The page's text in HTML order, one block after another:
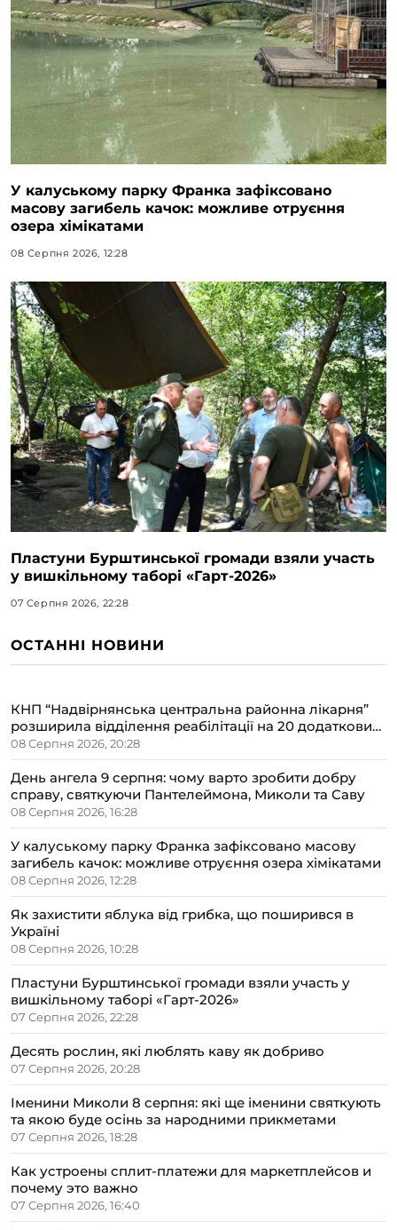
У калуському парку Франка зафіксовано
масову загибель качок: можливе отруєння
озера хімікатами
08 Серпня 2026, 12:28
Пластуни Бурштинської громади взяли участь
у вишкільному таборі «Гарт-2026»
07 Серпня 2026, 22:28
ОСТАННІ НОВИНИ
КНП “Надвірнянська центральна районна лікарня”
розширила відділення реабілітації на 20 додаткових
ліжок
08 Серпня 2026, 20:28
День ангела 9 серпня: чому варто зробити добру
справу, святкуючи Пантелеймона, Миколи та Саву
08 Серпня 2026, 16:28
У калуському парку Франка зафіксовано масову
загибель качок: можливе отруєння озера хімікатами
08 Серпня 2026, 12:28
Як захистити яблука від грибка, що поширився в
Україні
08 Серпня 2026, 10:28
Пластуни Бурштинської громади взяли участь у
вишкільному таборі «Гарт-2026»
07 Серпня 2026, 22:28
Десять рослин, які люблять каву як добриво
07 Серпня 2026, 20:28
Іменини Миколи 8 серпня: які ще іменини святкують
та якою буде осінь за народними прикметами
07 Серпня 2026, 18:28
Как устроены сплит-платежи для маркетплейсов и
почему это важно
07 Серпня 2026, 16:40